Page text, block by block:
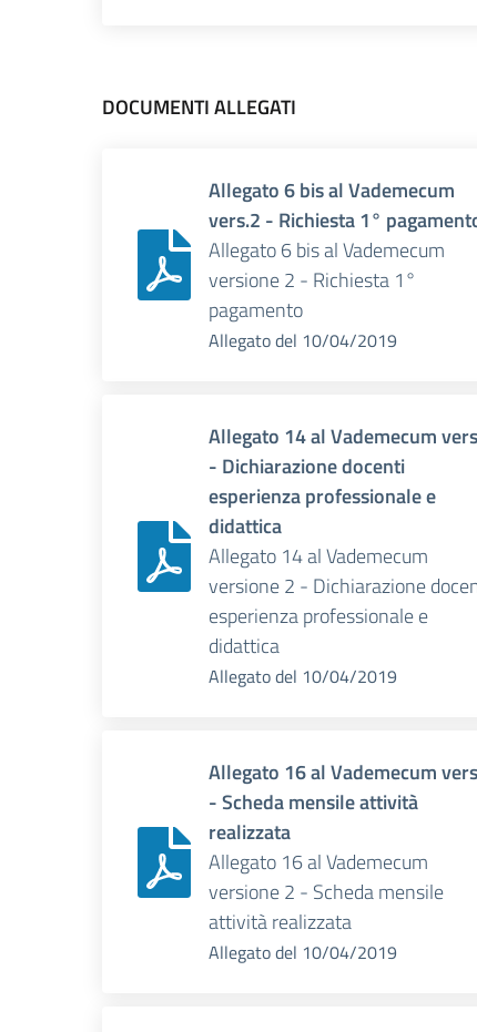
DOCUMENTI ALLEGATI
Allegato 6 bis al Vademecum
vers.2 - Richiesta 1°
Allegato 6 bis al Vademecum
versione 2 - Richiesta 1°
pagamento
Allegatodel 10/04/2019
Allegato 14 al Vademecum
- Dichiarazione docenti
esperienza professionale e
didattica
Allegato 14 al Vademecum
versione 2 - Dichiarazione
esperienza professionale e
didattica
Allegatodel 10/04/2019
Allegato 16 al Vademecum
- Scheda mensile attività
realizzata
Allegato 16 al Vademecum
versione 2 - Scheda mensile
attività realizzata
Allegatodel 10/04/2019